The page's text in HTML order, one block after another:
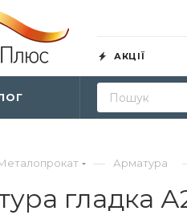
АКЦІЇ
— Арматура
гладка